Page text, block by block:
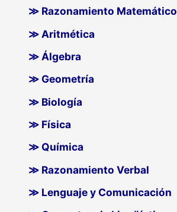
≫ Razonamiento Matemático
≫ Aritmética
≫ Álgebra
≫ Geometría
≫ Biología
≫ Física
≫ Química
≫ Razonamiento Verbal
≫ Lenguaje y Comunicación